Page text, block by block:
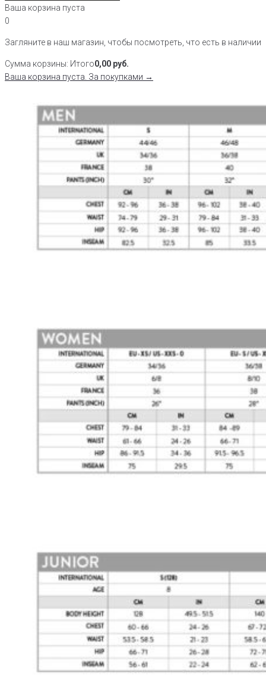
Ваша корзина пуста
0
Загляните в наш магазин, чтобы посмотреть, что есть в наличии
Сумма корзины: Итого0,00 руб.
Ваша корзина пуста. За покупками →